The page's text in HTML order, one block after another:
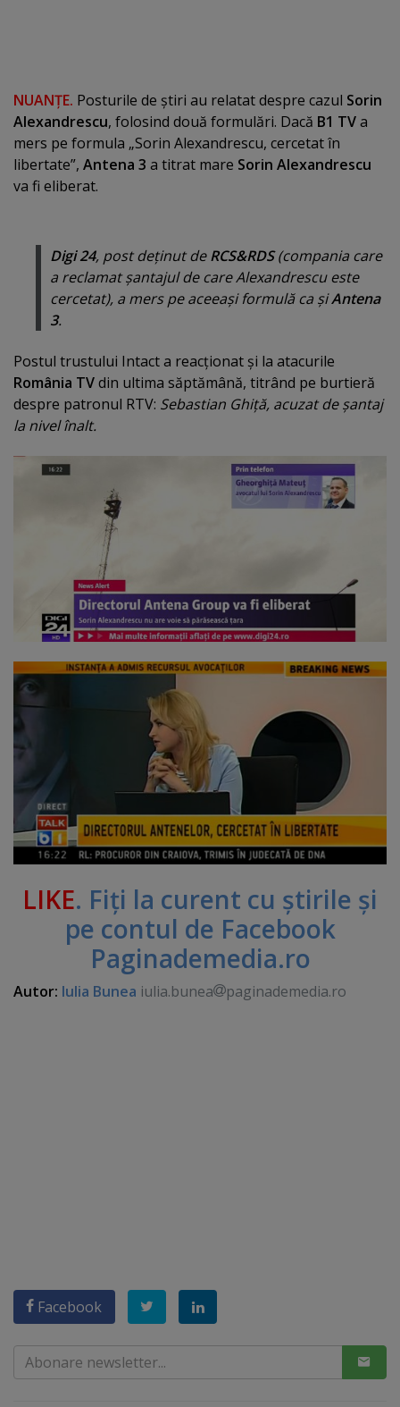
NUANŢE. Posturile de ştiri au relatat despre cazul Sorin
Alexandrescu, folosind două formulări. Dacă B1 TVa
mers pe formula „Sorin Alexandrescu, cercetat în
libertate”, Antena 3 a titrat mare Sorin Alexandrescu
va fi eliberat.
Digi 24, post deţinut deRCS&RDS(compania care
a reclamat şantajul de care Alexandrescu este
cercetat), a mers pe aceeaşi formulă ca şiAntena
3.
Postul trustului Intact a reacţionat şi la atacurile
România TVdin ultima săptămână, titrând pe burtieră
despre patronul RTV: Sebastian Ghiţă, acuzat de şantaj
la nivel înalt.
LIKE. Fiţi la curent cu ştirile şi
pe contul de Facebook
Paginademedia.ro
Autor: Iulia Bunea iulia.bunea paginademedia.ro
Facebook